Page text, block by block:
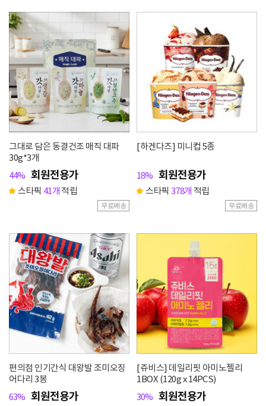
그대로 담은 동결건조 매직 대파
30g*3개
44% 회원전용가
스타픽 41개적립
무료배송
[하겐다즈] 미니컵 5종
18% 회원전용가
스타픽 378개 적립
무료배송
편의점 인기간식 대왕발 조미오징
어다리 3봉
63% 회원전용가
[쥬비스] 데일리핏 아미노젤리
1BOX (120g x 14PCS)
30% 회원전용가